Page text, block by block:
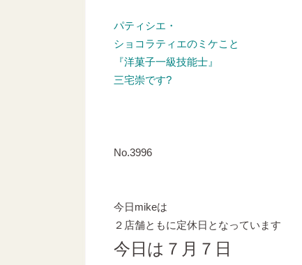
パティシエ・
ショコラティエのミケこと
『洋菓子一級技能士』
三宅崇です?
No.3996
今日mikeは
２店舗ともに定休日となっています
今日は７月７日